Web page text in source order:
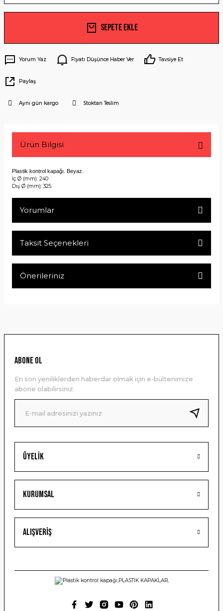
Sepete Ekle
Yorum Yaz Fiyatı Düşünce Haber Ver Tavsiye Et
Paylaş
Aynı gün kargo Stoktan Teslim
Ürün Bilgisi
Plastik kontrol kapağı. Beyaz.
İç Ø (mm): 240
Dış Ø (mm): 325
Yorumlar
Taksit Seçenekleri
Önerileriniz
Ürün resmi kalitesiz, bozuk veya görüntülenemiyor.
Ürün bilgilerinde hatalar bulunuyor.
Ürün fiyatı diğer sitelerden daha pahalı.
Bu ürüne benzer farklı alternatifler olmalı.
Gönder
Üyelik
Kurumsal
Alışveriş
ABONE OL
En son yeniliklerden haberdar olmak için e-bültenimize
abone olabilirsiniz.